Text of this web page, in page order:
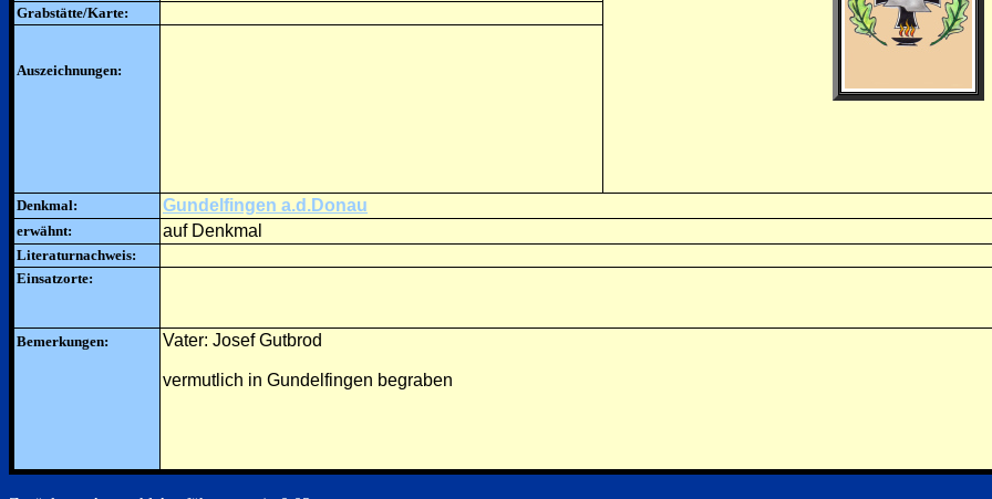
Grabstätte/Karte:
Auszeichnungen:
Denkmal: Gundelfingen a.d.Donau
erwähnt: auf Denkmal
Literaturnachweis:
Einsatzorte:
Bemerkungen: Vater: Josef Gutbrod
vermutlich in Gundelfingen begraben